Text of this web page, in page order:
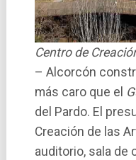
Centro de
– Alcorcón
más caro que el
del Pardo. El
Creación de las
auditorio, sala de